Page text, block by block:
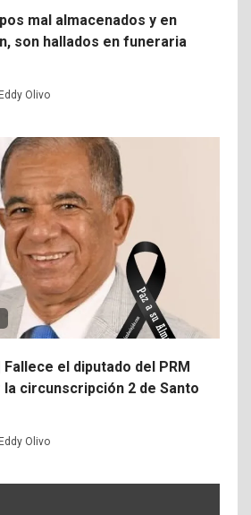
mal almacenados y en
son hallados en funeraria
Eddy Olivo
el diputado del PRM
circunscripción 2 de Santo
Eddy Olivo